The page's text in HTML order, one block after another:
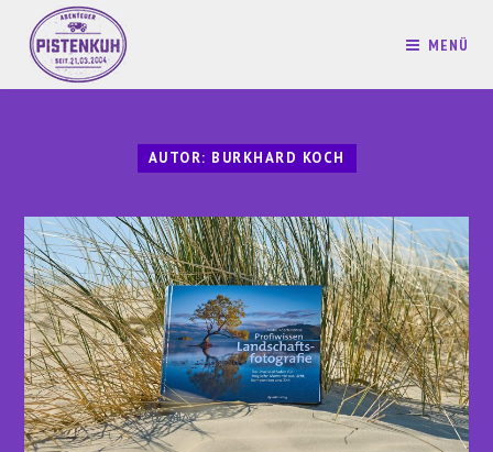
MENÜ
AUTOR: BURKHARD KOCH